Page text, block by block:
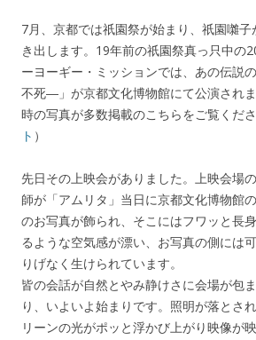
7月、京都では祇園祭が始まり、祇園囃
き出します。19年前の祇園祭真っ只中の
ーヨーギー・ミッションでは、あの伝説
不死―」が京都文化博物館にて公演され
時の写真が多数掲載のこちらをご覧くだ
ト ）
先日その上映会がありました。上映会場
師が「アムリタ」当日に京都文化博物館
のお写真が飾られ、そこにはフワッと長
るような空気感が漂い、お写真の側には
りげなく生けられています。
皆の会話が自然とやみ静けさに会場が包
り、いよいよ始まりです。照明が落とさ
リーンの光がポッと浮かび上がり映像が